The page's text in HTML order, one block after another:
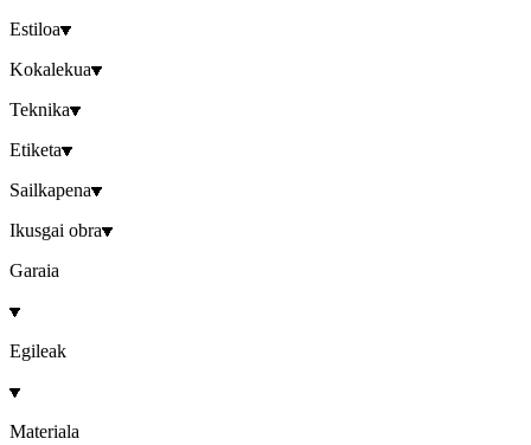
Estiloa
Kokalekua
Teknika
Etiketa
Sailkapena
Ikusgai obra
Garaia
Egileak
Materiala